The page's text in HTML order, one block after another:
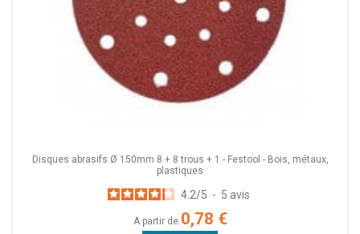
Disques abrasifs Ø 150mm 8 + 8 trous + 1 - Festool - Bois, métaux,
plastiques
4.2/5 - 5 avis
A partir de 0,78 €